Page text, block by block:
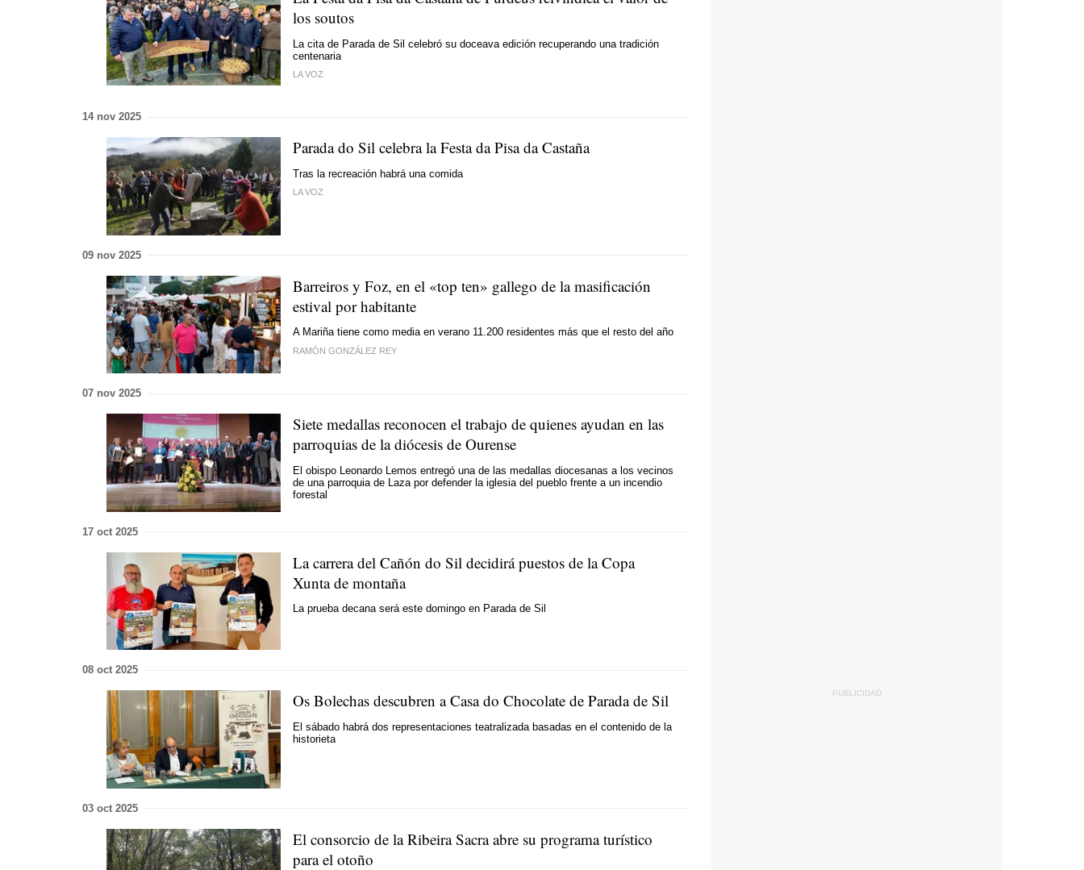
los soutos
La cita de Parada de Sil celebró su doceava edición recuperando una tradición
centenaria
LA VOZ
14 nov 2025
Parada do Sil celebra la Festa da Pisa da Castaña
Tras la recreación habrá una comida
LA VOZ
09 nov 2025
Barreiros y Foz, en el «top ten» gallego de la masificación
estival por habitante
A Mariña tiene como media en verano 11.200 residentes más que el resto del año
RAMÓN GONZÁLEZ REY
07 nov 2025
Siete medallas reconocen el trabajo de quienes ayudan en las
parroquias de la diócesis de Ourense
El obispo Leonardo Lemos entregó una de las medallas diocesanas a los vecinos
de una parroquia de Laza por defender la iglesia del pueblo frente a un incendio
forestal
17 oct 2025
La carrera del Cañón do Sil decidirá puestos de la Copa
Xunta de montaña
La prueba decana será este domingo en Parada de Sil
08 oct 2025
Os Bolechas descubren a Casa do Chocolate de Parada de Sil
El sábado habrá dos representaciones teatralizada basadas en el contenido de la
historieta
03 oct 2025
El consorcio de la Ribeira Sacra abre su programa turístico
para el otoño